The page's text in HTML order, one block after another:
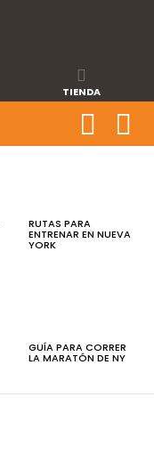
TIENDA
RUTAS PARA
ENTRENAR EN NUEVA
YORK
GUÍA PARA CORRER
LA MARATÓN DE NY